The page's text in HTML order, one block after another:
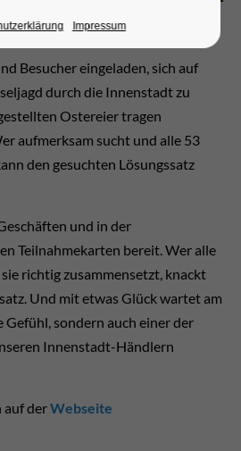
Besucher eingeladen, sich auf
durch die Innenstadt zu
Ostereier tragen
aufmerksam sucht und alle 53
den gesuchten Lösungssatz
und in der
Teilnahmekarten bereit. Wer alle
richtig zusammensetzt, knackt
Und mit etwas Glück wartet am
Gefühl, sondern auch einer der
Innenstadt-Händlern
derWebseite
Impressum